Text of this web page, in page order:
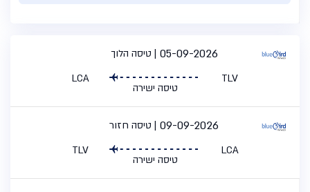
טיסה הלוך 05-09-2026
TLV
טיסה ישירה
LCA
טיסה חזור 09-09-2026
LCA
טיסה ישירה
TLV